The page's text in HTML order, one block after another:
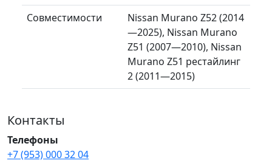
Совместимости
Nissan Murano Z52 (2014
—2025), Nissan Murano
Z51 (2007—2010), Nissan
Murano Z51 рестайлинг
2 (2011—2015)
Контакты
Телефоны
+7 (953) 000 32 04